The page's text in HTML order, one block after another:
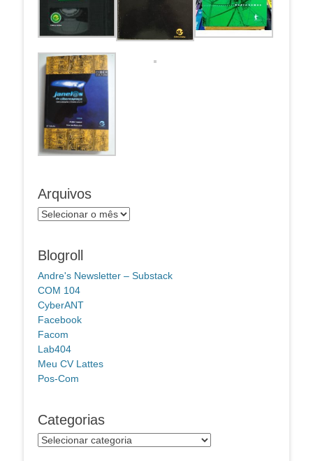
Arquivos
Arquivos
Blogroll
Andre's Newsletter – Substack
COM 104
CyberANT
Facebook
Facom
Lab404
Meu CV Lattes
Pos-Com
Categorias
Categorias